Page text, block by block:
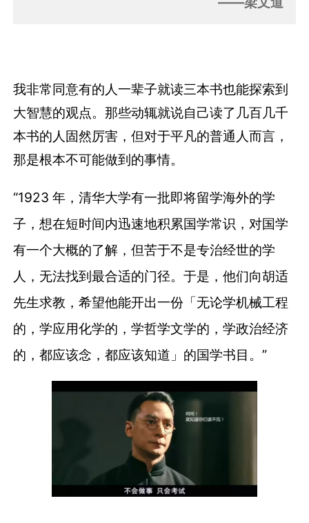
我非常同意有的人一辈子就读三本书也能探索到
大智慧的观点。那些动辄就说自己读了几百几千
本书的人固然厉害，但对于平凡的普通人而言，
那是根本不可能做到的事情。
“1923 年，清华大学有一批即将留学海外的学
子，想在短时间内迅速地积累国学常识，对国学
有一个大概的了解，但苦于不是专治经世的学
人，无法找到最合适的门径。于是，他们向胡适
先生求教，希望他能开出一份「无论学机械工程
的，学应用化学的，学哲学文学的，学政治经济
的，都应该念，都应该知道」的国学书目。”